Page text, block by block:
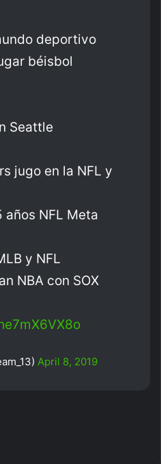
deportivo
béisbol
Seattle
jugo en la NFL y
años NFL Meta
y NFL
NBA con SOX
April 8, 2019